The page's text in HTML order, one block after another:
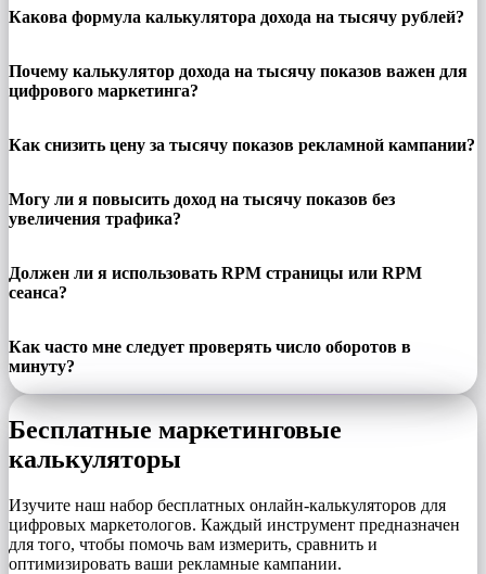
Какова формула калькулятора дохода на тысячу рублей?
Почему калькулятор дохода на тысячу показов важен для
цифрового маркетинга?
Как снизить цену за тысячу показов рекламной кампании?
Могу ли я повысить доход на тысячу показов без
увеличения трафика?
Должен ли я использовать RPM страницы или RPM
сеанса?
Как часто мне следует проверять число оборотов в
минуту?
Бесплатные маркетинговые
калькуляторы
Изучите наш набор бесплатных онлайн-калькуляторов для
цифровых маркетологов. Каждый инструмент предназначен
для того, чтобы помочь вам измерить, сравнить и
оптимизировать ваши рекламные кампании.